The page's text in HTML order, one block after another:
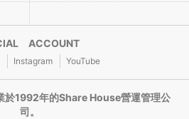
ACCOUNT
Instagram YouTube
於1992年的Share House營運管理公
司。